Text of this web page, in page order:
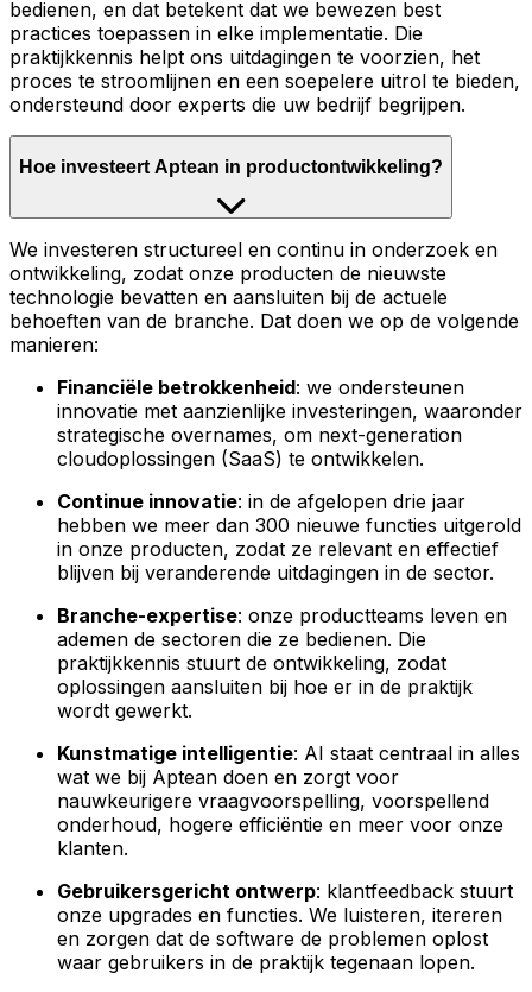
bedienen, en dat betekent dat we bewezen best
practices toepassen in elke implementatie. Die
praktijkkennis helpt ons uitdagingen te voorzien, het
proces te stroomlijnen en een soepelere uitrol te bieden,
ondersteund door experts die uw bedrijf begrijpen.
Hoe investeert Aptean in productontwikkeling?
We investeren structureel en continu in onderzoek en
ontwikkeling, zodat onze producten de nieuwste
technologie bevatten en aansluiten bij de actuele
behoeften van de branche. Dat doen we op de volgende
manieren:
Financiële betrokkenheid: we ondersteunen
innovatie met aanzienlijke investeringen, waaronder
strategische overnames, om next-generation
cloudoplossingen (SaaS) te ontwikkelen.
Continue innovatie: in de afgelopen drie jaar
hebben we meer dan 300 nieuwe functies uitgerold
in onze producten, zodat ze relevant en effectief
blijven bij veranderende uitdagingen in de sector.
Branche-expertise: onze productteams leven en
ademen de sectoren die ze bedienen. Die
praktijkkennis stuurt de ontwikkeling, zodat
oplossingen aansluiten bij hoe er in de praktijk
wordt gewerkt.
Kunstmatige intelligentie: AI staat centraal in alles
wat we bij Aptean doen en zorgt voor
nauwkeurigere vraagvoorspelling, voorspellend
onderhoud, hogere efficiëntie en meer voor onze
klanten.
Gebruikersgericht ontwerp: klantfeedback stuurt
onze upgrades en functies. We luisteren, itereren
en zorgen dat de software de problemen oplost
waar gebruikers in de praktijk tegenaan lopen.